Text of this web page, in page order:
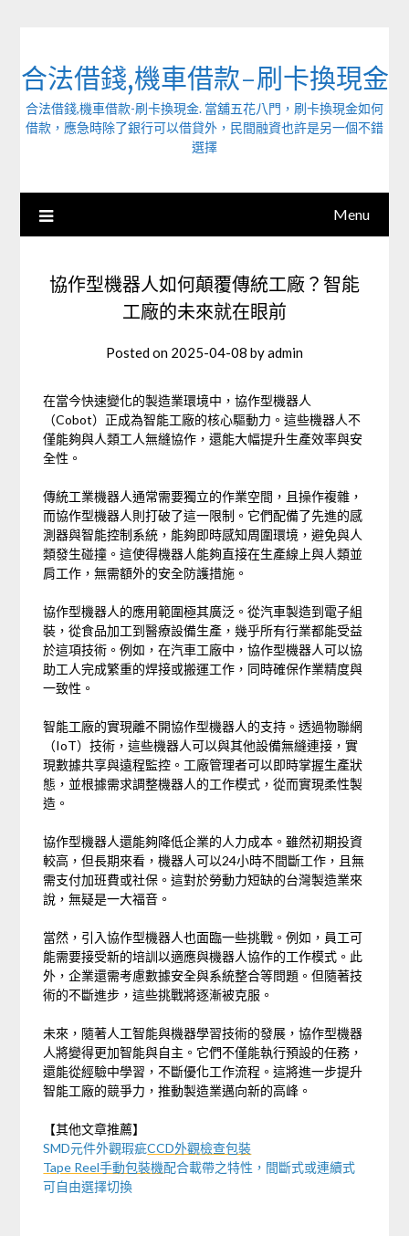
合法借錢,機車借款-刷卡換現金
合法借錢,機車借款-刷卡換現金. 當舖五花八門，刷卡換現金如何
借款，應急時除了銀行可以借貸外，民間融資也許是另一個不錯
選擇
Menu
協作型機器人如何顛覆傳統工廠？智能
工廠的未來就在眼前
Posted on 2025-04-08 byadmin
在當今快速變化的製造業環境中，協作型機器人
（Cobot）正成為智能工廠的核心驅動力。這些機器人不
僅能夠與人類工人無縫協作，還能大幅提升生產效率與安
全性。
傳統工業機器人通常需要獨立的作業空間，且操作複雜，
而協作型機器人則打破了這一限制。它們配備了先進的感
測器與智能控制系統，能夠即時感知周圍環境，避免與人
類發生碰撞。這使得機器人能夠直接在生產線上與人類並
肩工作，無需額外的安全防護措施。
協作型機器人的應用範圍極其廣泛。從汽車製造到電子組
裝，從食品加工到醫療設備生產，幾乎所有行業都能受益
於這項技術。例如，在汽車工廠中，協作型機器人可以協
助工人完成繁重的焊接或搬運工作，同時確保作業精度與
一致性。
智能工廠的實現離不開協作型機器人的支持。透過物聯網
（IoT）技術，這些機器人可以與其他設備無縫連接，實
現數據共享與遠程監控。工廠管理者可以即時掌握生產狀
態，並根據需求調整機器人的工作模式，從而實現柔性製
造。
協作型機器人還能夠降低企業的人力成本。雖然初期投資
較高，但長期來看，機器人可以24小時不間斷工作，且無
需支付加班費或社保。這對於勞動力短缺的台灣製造業來
說，無疑是一大福音。
當然，引入協作型機器人也面臨一些挑戰。例如，員工可
能需要接受新的培訓以適應與機器人協作的工作模式。此
外，企業還需考慮數據安全與系統整合等問題。但隨著技
術的不斷進步，這些挑戰將逐漸被克服。
未來，隨著人工智能與機器學習技術的發展，協作型機器
人將變得更加智能與自主。它們不僅能執行預設的任務，
還能從經驗中學習，不斷優化工作流程。這將進一步提升
智能工廠的競爭力，推動製造業邁向新的高峰。
【其他文章推薦】
SMD元件外觀瑕疵CCD外觀檢查包裝
Tape Reel手動包裝機配合載帶之特性，間斷式或連續式
可自由選擇切換